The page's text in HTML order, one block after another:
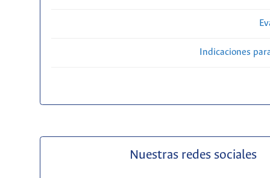
Indicaciones
Nuestras redes sociales